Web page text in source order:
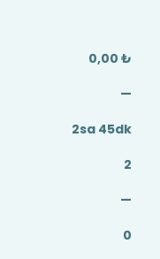
0,00 ₺
—
2sa 45dk
2
—
0